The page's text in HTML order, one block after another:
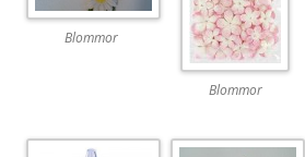
Blommor
Blommor